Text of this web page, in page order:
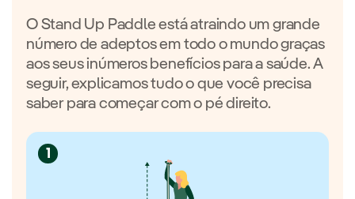
O Stand Up Paddle está atraindo um grande
número de adeptos em todo o mundo graças
aos seus inúmeros benefícios para a saúde. A
seguir, explicamos tudo o que você precisa
saber para começar com o pé direito.
1